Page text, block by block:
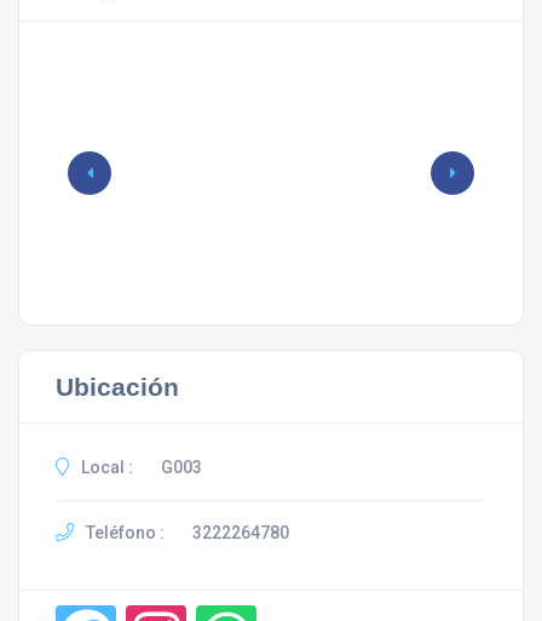
Ubicación
Local : G003
Teléfono : 3222264780